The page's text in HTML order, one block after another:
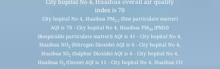
index is 70
City hopital No 4, Huaihua PM2.5(fine particulate matter)
AQI is 70 - City hopital No 4, Huaihua PM10 (PM10
(Respirable particulate matter)) AQI is 41 - City hopital No 4,
Huaihua NO2(Nitrogen Dioxide) AQI is 6 - City hopital No 4,
Huaihua SO2(Sulphur Dioxide) AQI is 6 - City hopital No 4,
Huaihua O3(Ozone) AQI is 11 - City hopital No 4, Huaihua CO